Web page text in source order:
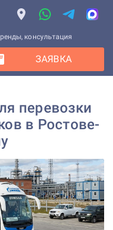
консультация
ЗАЯВКА
перевозки
в Ростове-